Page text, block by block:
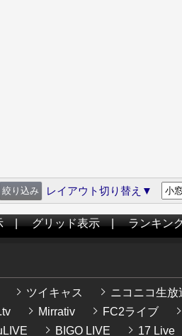
レイアウト切り替え▼
|グリッド表示|ランキン
ツイキャス ニコニコ生放
Mirrativ FC2ライブ
BIGO LIVE 17 Live